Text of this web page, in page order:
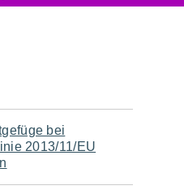
bei
2013/11/EU